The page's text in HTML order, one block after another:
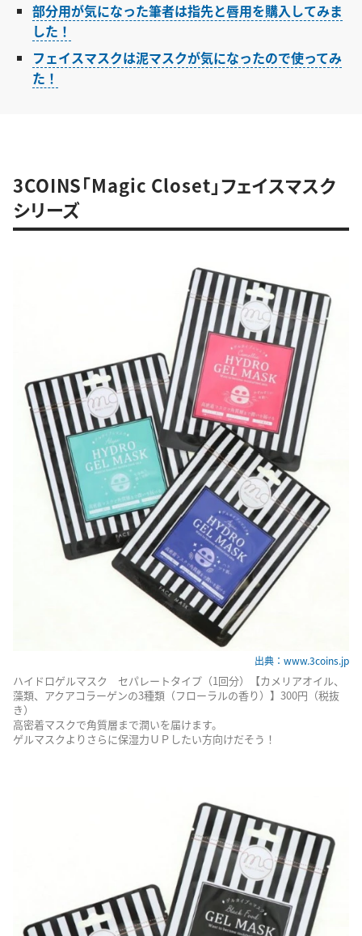
部分用が気になった筆者は指先と唇用を購入してみま
した！
フェイスマスクは泥マスクが気になったので使ってみ
た！
3COINS「Magic Closet」フェイスマスク
シリーズ
出典：www.3coins.jp
ハイドロゲルマスク セパレートタイプ（1回分）【カメリアオイル、
藻類、アクアコラーゲンの3種類（フローラルの香り）】300円（税抜
き）
高密着マスクで角質層まで潤いを届けます。
ゲルマスクよりさらに保湿力ＵＰしたい方向けだそう！